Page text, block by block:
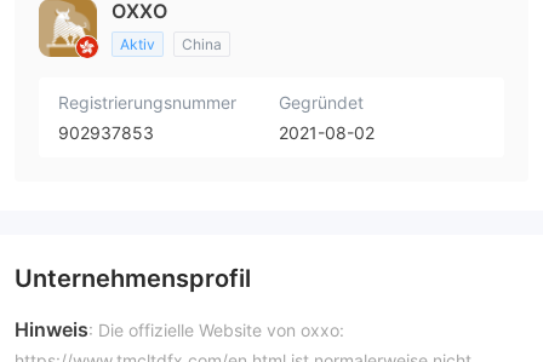
OXXO
Aktiv China
Registrierungsnummer
902937853
Gegründet
2021-08-02
Unternehmensprofil
Hinweis: Die offizielle Website von oxxo: